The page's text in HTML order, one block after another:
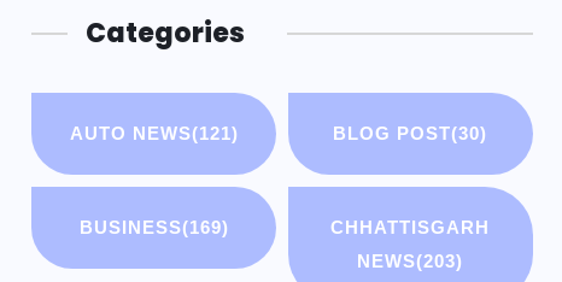
Categories
AUTO NEWS(121) BLOG POST(30)
BUSINESS(169)
CHHATTISGARH
NEWS(203)